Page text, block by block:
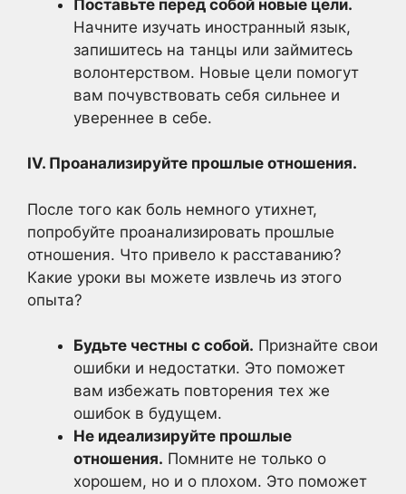
Поставьте перед собой новые цели.
Начните изучать иностранный язык,
запишитесь на танцы или займитесь
волонтерством. Новые цели помогут
вам почувствовать себя сильнее и
увереннее в себе.
IV. Проанализируйте прошлые отношения.
После того как боль немного утихнет,
попробуйте проанализировать прошлые
отношения. Что привело к расставанию?
Какие уроки вы можете извлечь из этого
опыта?
Будьте честны с собой. Признайте свои
ошибки и недостатки. Это поможет
вам избежать повторения тех же
ошибок в будущем.
Не идеализируйте прошлые
отношения. Помните не только о
хорошем, но и о плохом. Это поможет